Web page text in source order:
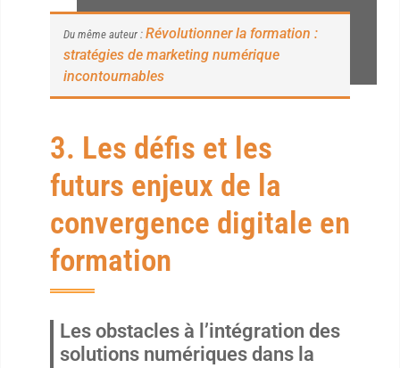
Du même auteur : Révolutionner la formation :
stratégies de marketing numérique
incontournables
3. Les défis et les
futurs enjeux de la
convergence digitale en
formation
Les obstacles à l’intégration des
solutions numériques dans la